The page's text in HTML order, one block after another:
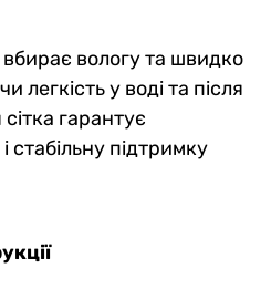
вологу та швидко
легкість у воді та після
гарантує
стабільну підтримку